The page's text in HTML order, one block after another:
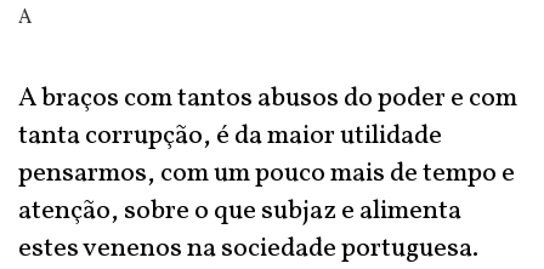
A
A braços com tantos abusos do poder e com
tanta corrupção, é da maior utilidade
pensarmos, com um pouco mais de tempo e
atenção, sobre o que subjaz e alimenta
estes venenos na sociedade portuguesa.